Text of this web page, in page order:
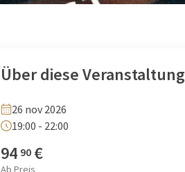
Über diese Veranstaltung
26 nov 2026
19:00 - 22:00
94 90 €
Ab Preis